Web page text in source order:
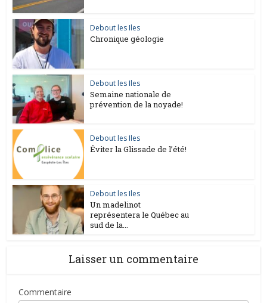
Debout les Iles
Chronique géologie
Debout les Iles
Semaine nationale de
prévention de la noyade!
Debout les Iles
Éviter la Glissade de l’été!
Debout les Iles
Un madelinot
représentera le Québec au
sud de la...
Laisser un commentaire
Commentaire